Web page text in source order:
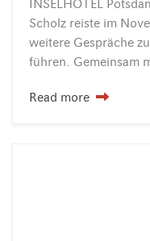
INSELHOTEL
Scholz reiste im
weitere Gespräche
Read more